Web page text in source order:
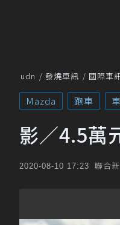
udn 發燒車訊 國際車
Mazda 跑車
影／4.5萬
2020-08-10 17:23 聯合